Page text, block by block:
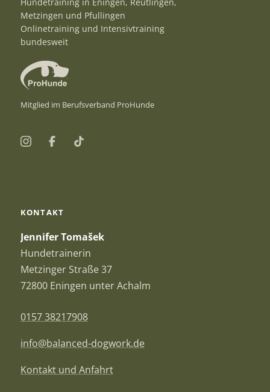
Metzingen und Pfullingen
Onlinetraining und Intensivtraining
bundesweit
Mitglied im Berufsverband ProHunde
InstagramFacebookTikTok
KONTAKT
Jennifer Tomašek
Hundetrainerin
Metzinger Straße 37
72800 Eningen unter Achalm
0157 38217908
info@balanced-dogwork.de
Kontakt und Anfahrt